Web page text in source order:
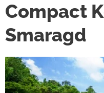
Compact
Smaragd